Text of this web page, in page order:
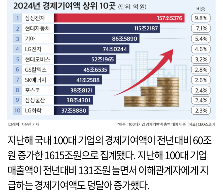
지난해 국내 100대 기업의 경제기여액이 전년대비 60조
원 증가한 1615조원으로 집계됐다. 지난해 100대 기업
매출액이 전년대비 131조원 늘면서 이해관계자에게 지
급하는 경제기여액도 덩달아 증가했다.